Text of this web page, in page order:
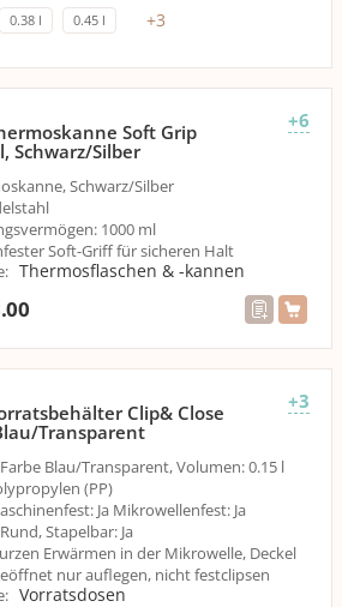
0.38 l 0.45 l +3
+6
Soft Grip
Schwarz/Silber
Schwarz/Silber
1000 ml
Soft-Griff für sicheren Halt
: Thermosflaschen & -kannen
+3
Clip& Close
Transparent
Blau/Transparent, Volumen: 0.15 l
(PP)
Ja Mikrowellenfest: Ja
Stapelbar: Ja
Erwärmen in der Mikrowelle, Deckel
nur auflegen, nicht festclipsen
: Vorratsdosen